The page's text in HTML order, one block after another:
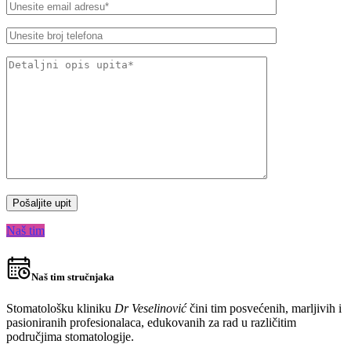
Naš tim
Naš tim stručnjaka
Stomatološku kliniku Dr Veselinovićčini tim posvećenih, marljivih i
pasioniranih profesionalaca, edukovanih za rad u različitim
područjima stomatologije.